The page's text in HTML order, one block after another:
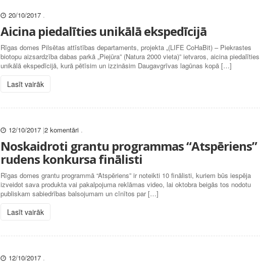
20/10/2017 .
Aicina piedalīties unikālā ekspedīcijā
Rīgas domes Pilsētas attīstības departaments, projekta „(LIFE CoHaBit) – Piekrastes
biotopu aizsardzība dabas parkā „Piejūra” (Natura 2000 vieta)” ietvaros, aicina piedalīties
unikālā ekspedīcijā, kurā pētīsim un izzināsim Daugavgrīvas lagūnas kopā […]
Lasīt vairāk
12/10/2017 |2 komentāri .
Noskaidroti grantu programmas “Atspēriens”
rudens konkursa finālisti
Rīgas domes grantu programmā “Atspēriens” ir noteikti 10 finālisti, kuriem būs iespēja
izveidot sava produkta vai pakalpojuma reklāmas video, lai oktobra beigās tos nodotu
publiskam sabiedrības balsojumam un cīnītos par […]
Lasīt vairāk
12/10/2017 .